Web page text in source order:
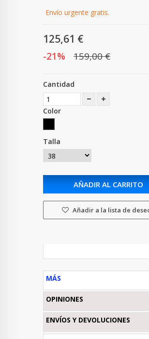
Envío urgente gratis.
125,61 €
-21% 159,00 €
Cantidad
Color
Talla
AÑADIR AL CARRITO
Añadir a la lista de
MÁS
OPINIONES
ENVÍOS Y DEVOLUCIONES